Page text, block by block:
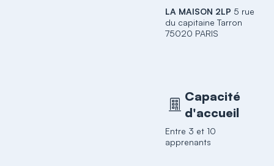
LA MAISON 2LP 5 rue
du capitaine Tarron
75020 PARIS
Capacité
d'accueil
Entre 3 et 10
apprenants